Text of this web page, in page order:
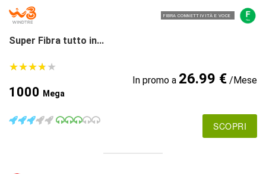
FIBRA CONNETTIVITÀ E VOCE
Super Fibra tutto in...
★★★★★
★★★★★
1000 Mega
In promo a 26.99 €/Mese
SCOPRI